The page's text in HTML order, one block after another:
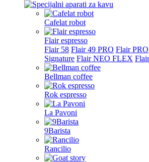
Cafelat robot
Flair espresso
Flair 58 Flair 49 PRO Flair PRO
Signature Flair NEO FLEX
Bellman coffee
Rok espresso
La Pavoni
9Barista
Rancilio